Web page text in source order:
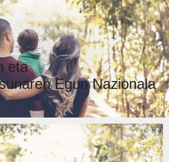
eta
Egun Nazionala